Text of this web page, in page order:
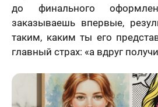
до финального
заказываешь впервые,
таким, каким ты его
главный страх: «а вдруг